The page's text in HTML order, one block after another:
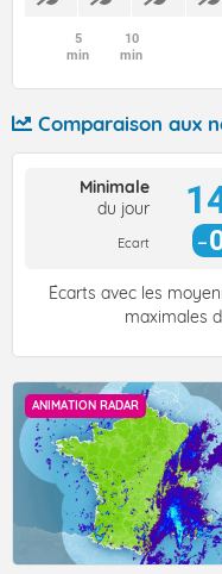
5
min
10
min
Comparaison aux
Minimale
du jour
Ecart
Écarts avec les
maximales
ANIMATION RADAR